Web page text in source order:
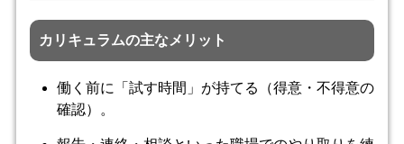
カリキュラムの主なメリット
働く前に「試す時間」が持てる（得意・不得意の
確認）。